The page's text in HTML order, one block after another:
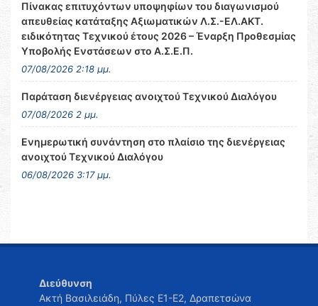
Πίνακας επιτυχόντων υποψηφίων του διαγωνισμού
απευθείας κατάταξης Αξιωματικών Λ.Σ.-ΕΛ.ΑΚΤ.
ειδικότητας Τεχνικού έτους 2026 – Έναρξη Προθεσμίας
Υποβολής Ενστάσεων στο Α.Σ.Ε.Π.
07/08/2026 2:18 μμ.
Παράταση διενέργειας ανοιχτού Τεχνικού Διαλόγου
07/08/2026 2 μμ.
Ενημερωτική συνάντηση στο πλαίσιο της διενέργειας
ανοιχτού Τεχνικού Διαλόγου
06/08/2026 3:17 μμ.
Διεύθυνση
Ακτή Βασιλειάδη, Πύλες Ε1-Ε2, Δραπετσώνα